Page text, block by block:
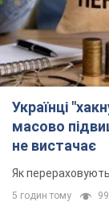
Українці
масово
не вистачає
Як перераховують
5 годин тому